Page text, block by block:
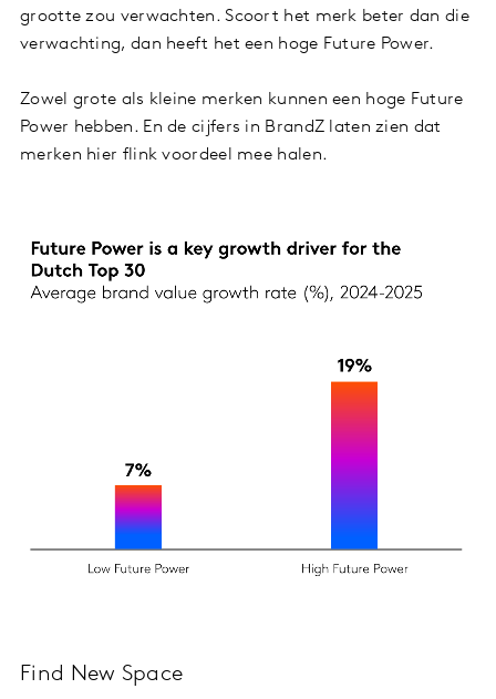
grootte zou verwachten. Scoort het merk beter dan die
verwachting, dan heeft het een hoge Future Power.
Zowel grote als kleine merken kunnen een hoge Future
Power hebben. En de cijfers in BrandZ laten zien dat
merken hier flink voordeel mee halen.
Find New Space